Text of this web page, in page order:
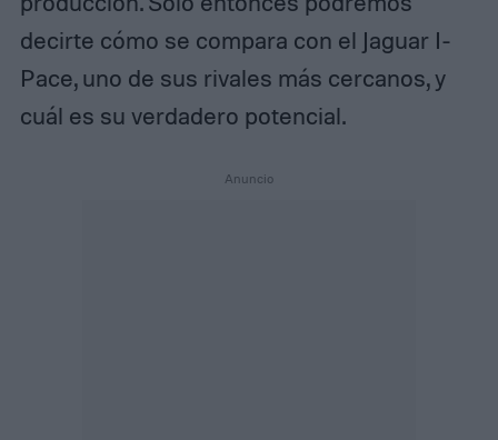
decirte cómo se compara con el Jaguar I-
Pace, uno de sus rivales más cercanos, y
cuál es su verdadero potencial.